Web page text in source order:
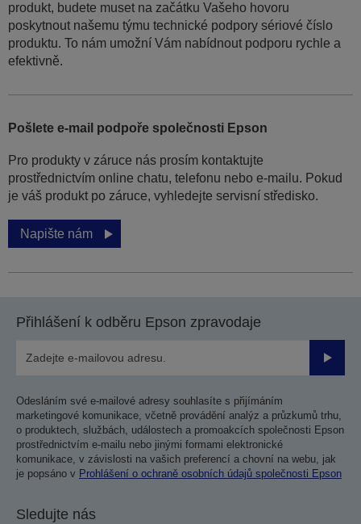
produkt, budete muset na začátku Vašeho hovoru
poskytnout našemu týmu technické podpory sériové číslo
produktu. To nám umožní Vám nabídnout podporu rychle a
efektivně.
Pošlete e-mail podpoře společnosti Epson
Pro produkty v záruce nás prosím kontaktujte
prostřednictvím online chatu, telefonu nebo e-mailu. Pokud
je váš produkt po záruce, vyhledejte servisní středisko.
Napište nám
Přihlášení k odběru Epson zpravodaje
Odesláním své e-mailové adresy souhlasíte s přijímáním
marketingové komunikace, včetně provádění analýz a průzkumů trhu,
o produktech, službách, událostech a promoakcích společnosti Epson
prostřednictvím e-mailu nebo jinými formami elektronické
komunikace, v závislosti na vašich preferencí a chovní na webu, jak
je popsáno v Prohlášení o ochraně osobních údajů společnosti Epson
Sledujte nás